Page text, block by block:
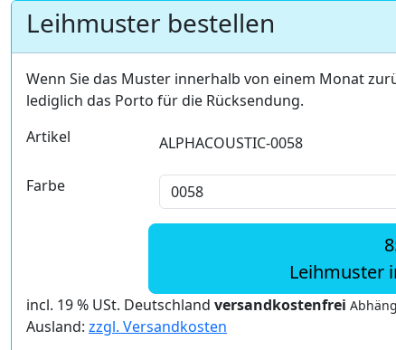
Leihmuster bestellen
Wenn Sie das Muster innerhalb von einem Monat
lediglich das Porto für die Rücksendung.
Artikel
ALPHACOUSTIC-0058
Farbe
Leihmuster
incl. 19 % USt. Deutschland versandkostenfrei
Ausland: zzgl. Versandkosten